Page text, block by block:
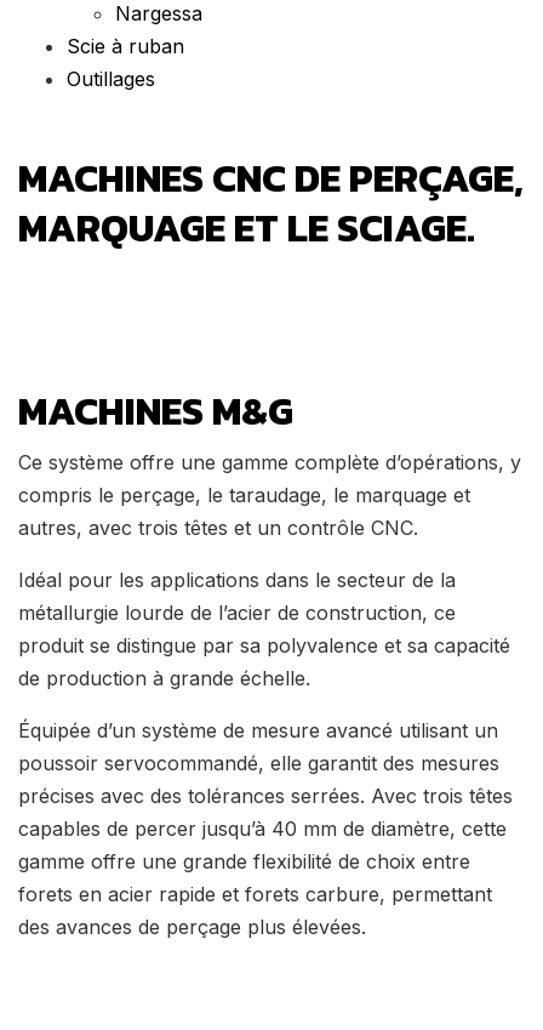
Nargessa
Scie à ruban
Outillages
MACHINES CNC DE PERÇAGE,
MARQUAGE ET LE SCIAGE.
MACHINES M&G
Ce système offre une gamme complète d’opérations, y
compris le perçage, le taraudage, le marquage et
autres, avec trois têtes et un contrôle CNC.
Idéal pour les applications dans le secteur de la
métallurgie lourde de l’acier de construction, ce
produit se distingue par sa polyvalence et sa capacité
de production à grande échelle.
Équipée d’un système de mesure avancé utilisant un
poussoir servocommandé, elle garantit des mesures
précises avec des tolérances serrées. Avec trois têtes
capables de percer jusqu’à 40 mm de diamètre, cette
gamme offre une grande flexibilité de choix entre
forets en acier rapide et forets carbure, permettant
des avances de perçage plus élevées.